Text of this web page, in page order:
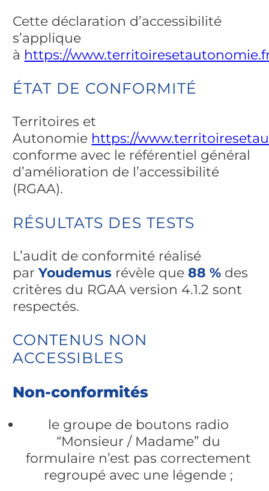
Cette déclaration d’accessibilité
s’applique
à https://
ÉTAT DE CONFORMITÉ
Territoires et
Autonomie https://
conforme avec le référentiel général
d’amélioration de l’accessibilité
(RGAA).
RÉSULTATS DES TESTS
L’audit de conformité réalisé
parYoudemus révèle que88 % des
critères du RGAA version 4.1.2 sont
respectés.
CONTENUS NON
ACCESSIBLES
Non-conformités
le groupe de boutons radio
“Monsieur / Madame” du
formulaire n’est pas correctement
regroupé avec une légende ;